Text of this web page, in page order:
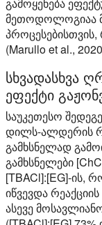
მეთოდოლოგიაა
(Marullo et al.,
სხვადასხვა
ეფექტი
საუკეთესო
დილს-ალდერის
გამხსნელად
გამხსნელები
[TBACl]:[EG]-ის,
იწვევდა
ასევე